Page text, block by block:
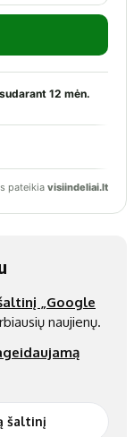
„Google
naujienų.
šaltinį